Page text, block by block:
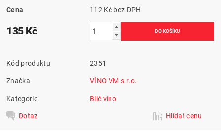
Cena 112 Kč bez DPH
135 Kč
Kód produktu 2351
Značka VÍNO VM s.r.o.
Kategorie Bílé víno
Dotaz Hlídat cenu